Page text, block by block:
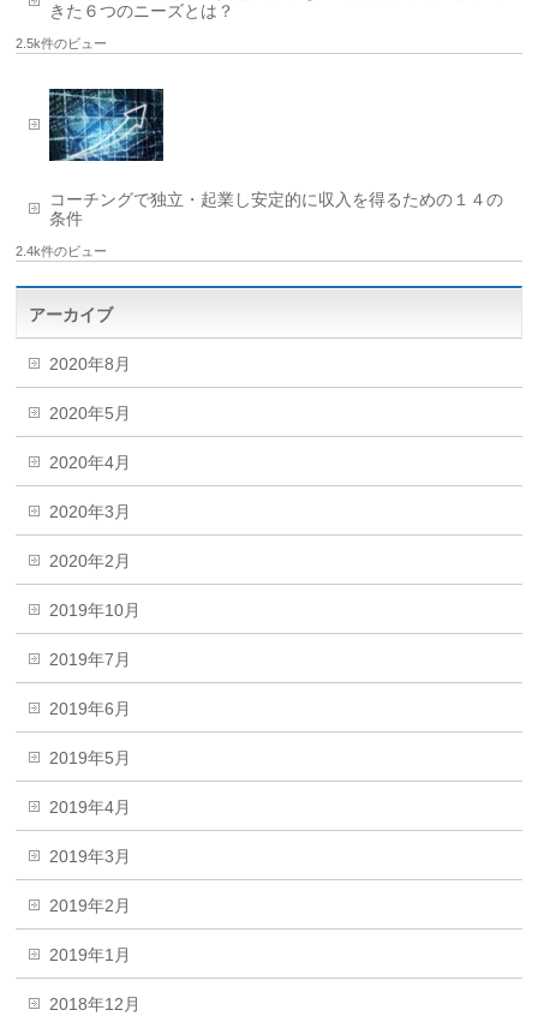
きた６つのニーズとは？
2.5k件のビュー
コーチングで独立・起業し安定的に収入を得るための１４の
条件
2.4k件のビュー
アーカイブ
2020年8月
2020年5月
2020年4月
2020年3月
2020年2月
2019年10月
2019年7月
2019年6月
2019年5月
2019年4月
2019年3月
2019年2月
2019年1月
2018年12月